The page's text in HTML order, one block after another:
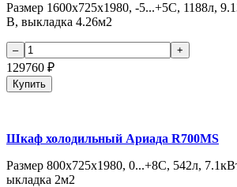
Размер 1600x725x1980, -5...+5С, 1188л,
В, выкладка 4.26м2
129760 ₽
Купить
Шкаф холодильный Ариада R700MS
Размер 800x725x1980, 0...+8C, 542л,
ыкладка 2м2